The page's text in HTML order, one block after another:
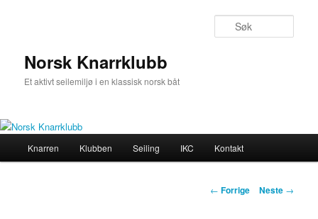
Norsk Knarrklubb
Et aktivt seilemiljø i en klassisk norsk båt
Knarren Klubben Seiling IKC Kontakt
Innleggsnavigasjon
← Forrige Neste →